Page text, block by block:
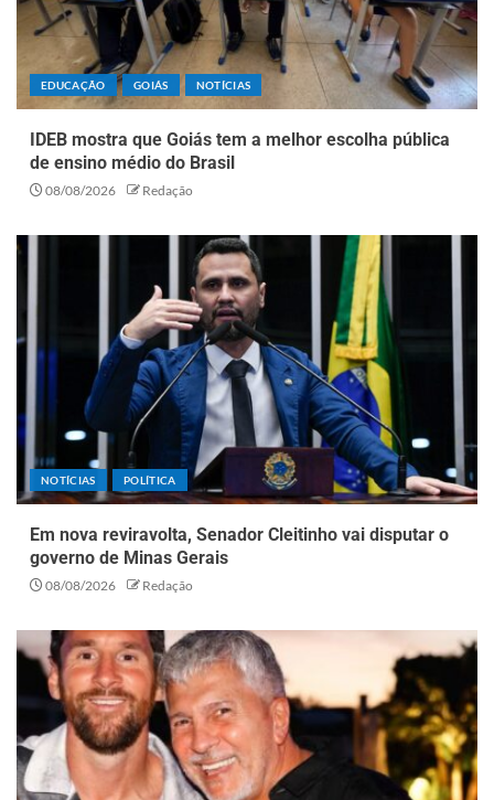
EDUCAÇÃO GOIÁS NOTÍCIAS
IDEB mostra que Goiás tem a melhor escolha pública
de ensino médio do Brasil
08/08/2026 Redação
NOTÍCIAS POLÍTICA
Em nova reviravolta, Senador Cleitinho vai disputar o
governo de Minas Gerais
08/08/2026 Redação